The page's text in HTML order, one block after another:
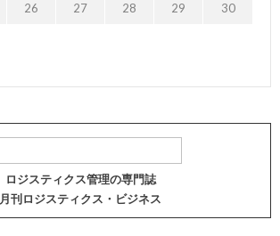
26 27 28 29 30
ロジスティクス管理の専門誌
月刊ロジスティクス・ビジネス